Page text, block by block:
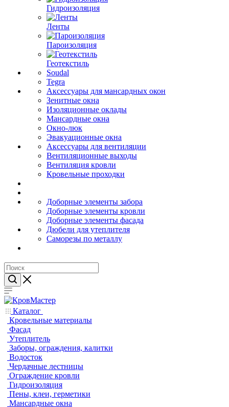
Гидроизоляция
Ленты
Пароизоляция
Геотекстиль
Soudal
Tegra
Аксессуары для мансардных окон
Зенитные окна
Изоляционные оклады
Мансардные окна
Окно-люк
Эвакуационные окна
Аксессуары для вентиляции
Вентиляционные выходы
Вентиляция кровли
Кровельные проходки
Доборные элементы забора
Доборные элементы кровли
Доборные элементы фасада
Дюбели для утеплителя
Саморезы по металлу
Каталог
Кровельные материалы
Фасад
Утеплитель
Заборы, ограждения, калитки
Водосток
Чердачные лестницы
Ограждение кровли
Гидроизоляция
Пены, клеи, герметики
Мансардные окна